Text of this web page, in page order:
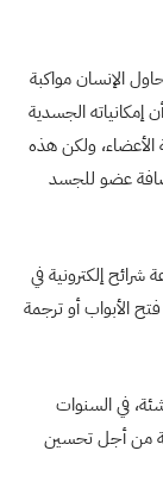
الإنسان مواكبة
إمكانياته الجسدية
الأعضاء، ولكن هذه
عضو للجسد
إلكترونية في
الأبواب أو ترجمة
في السنوات
من أجل تحسين